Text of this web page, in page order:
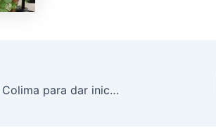
Se instala el Consejo Local del INE en Colima para dar inicio al Proceso Electoral Extraordinario 2024-2025 para la elección de diversos cargos del Poder Judicial de la Federación